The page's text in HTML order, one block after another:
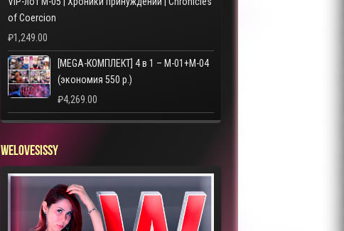
of Coercion
₽1,249.00
[MEGA-КОМПЛЕКТ] 4 в 1 – M-01+M-04
(экономия 550 р.)
₽4,269.00
WELOVESISSY